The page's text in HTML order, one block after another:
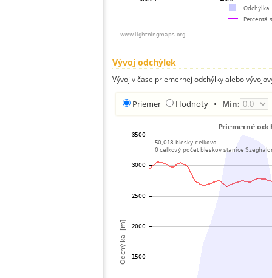
Vývoj odchýlek
Vývoj v čase priemernej odchýlky alebo
Priemer Hodnoty • Min: